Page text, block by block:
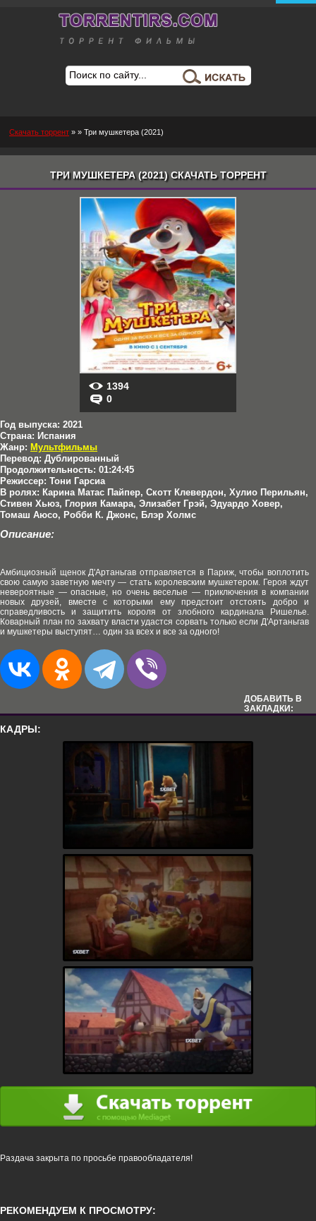
Скачать торрент » » Три мушкетера (2021)
ТРИ МУШКЕТЕРА (2021) СКАЧАТЬ ТОРРЕНТ
1394
0
Год выпуска: 2021
Страна: Испания
Жанр: Мультфильмы
Перевод: Дублированный
Продолжительность: 01:24:45
Режиссер: Тони Гарсиа
В ролях: Карина Матас Пайпер, Скотт Клевердон, Хулио Перильян,
Стивен Хьюз, Глория Камара, Элизабет Грэй, Эдуардо Ховер,
Томаш Аюсо, Робби К. Джонс, Блэр Холмс
Описание:
Амбициозный щенок Д'Артаньгав отправляется в Париж, чтобы воплотить
свою самую заветную мечту — стать королевским мушкетером. Героя ждут
невероятные — опасные, но очень веселые — приключения в компании
новых друзей, вместе с которыми ему предстоит отстоять добро и
справедливость и защитить короля от злобного кардинала Ришелье.
Коварный план по захвату власти удастся сорвать только если Д'Артаньгав
и мушкетеры выступят… один за всех и все за одного!
ДОБАВИТЬ В
ЗАКЛАДКИ:
КАДРЫ:
Раздача закрыта по просьбе правообладателя!
РЕКОМЕНДУЕМ К ПРОСМОТРУ: